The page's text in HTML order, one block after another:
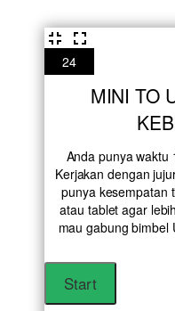
24
MINI TO
Anda punya waktu
Kerjakan dengan
punya kesempatan
atau tablet agar
mau gabung bimbel